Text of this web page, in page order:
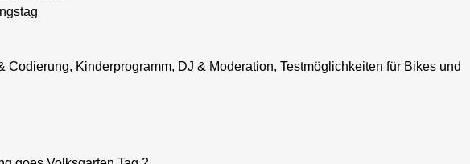
Codierung, Kinderprogramm, DJ & Moderation, Testmöglichkeiten für Bikes und